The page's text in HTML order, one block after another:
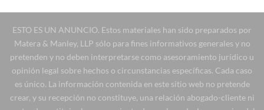
ESTO ES UN ANUNCIO. Estos materiales han sido preparados por
Matera & Manley, LLP sólo para fines informativos generales y no
pretenden y no deben interpretarse como asesoramiento jurídico u
opinión legal sobre hechos o circunstancias específicas. Cada caso
es único. La información contenida en este sitio web no pretende
crear, y su recepción no constituye, una relación abogado-cliente ni